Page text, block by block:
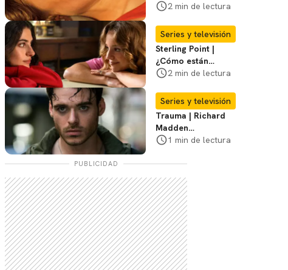
biológico de
decimos
2 min de lectura
Series y televisión
Sterling Point |
¿Cómo están
conectados Annie,
Te explicamos
2 min de lectura
Series y televisión
Trauma | Richard
Madden
protagonizará serie
1 min de lectura
PUBLICIDAD